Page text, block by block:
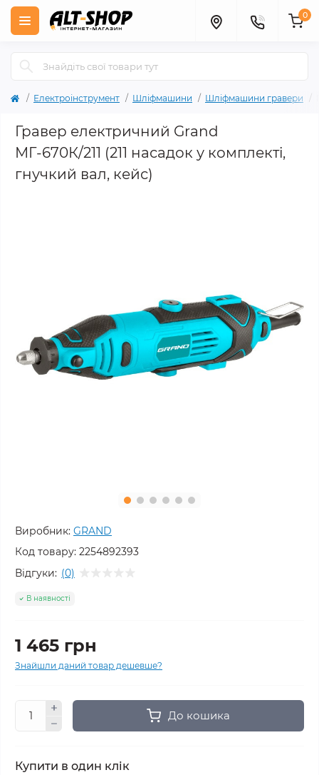
0
Електроінструмент Шліфмашини Шліфмашини гравери
Гравер електричний Grand
МГ-670К/211 (211 насадок у комплекті,
гнучкий вал, кейс)
Виробник: GRAND
Код товару: 2254892393
Відгуки: (0)
В наявності
1 465 грн
Знайшли даний товар дешевше?
До кошика
Купити в один клік